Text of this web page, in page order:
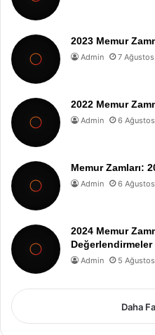
2023 Memur
Admin 7
2022 Memur
Admin 6
Memur Zamları:
Admin 6
2024 Memur
Değerlendirmeler
Admin 5
Daha